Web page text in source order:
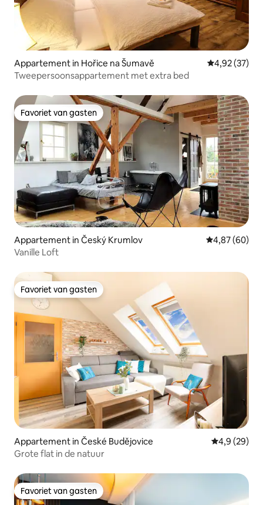
Appartement in Hořice na Šumavě Gemiddelde
4,92 (37)
Tweepersoonsappartement met extra bed
Favoriet van gasten
Favoriet van gasten
Appartement in Český Krumlov Gemiddelde
4,87 (60)
Vanille Loft
Favoriet van gasten
Favoriet van gasten
Appartement in České Budějovice Gemiddelde
4,9 (29)
Grote flat in de natuur
Favoriet van gasten
Favoriet van gasten